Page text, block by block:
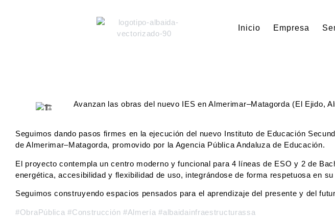
Inicio Empresa
Avanzan las obras del nuevo IES en Almerimar–Matagorda (El Ejido,
Seguimos dando pasos firmes en la ejecución del nuevo Instituto de Educación
de Almerimar–Matagorda, promovido por la Agencia Pública Andaluza de Educación.
El proyecto contempla un centro moderno y funcional para 4 líneas de ESO y 2 de
energética, accesibilidad y flexibilidad de uso, integrándose de forma respetuosa en su
Seguimos construyendo espacios pensados para el aprendizaje del presente y del
#ObraPública #Construcción #Almería #albaidainfraestructurassa